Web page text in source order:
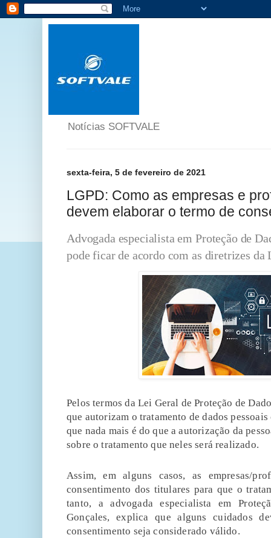
Notícias SOFTVALE
sexta-feira, 5 de fevereiro de 2021
LGPD: Como as empresas e
devem elaborar o termo de
Advogada especialista em Proteção de
pode ficar de acordo com as diretrizes da
Pelos termos da Lei Geral de Proteção de
que autorizam o tratamento de dados
que nada mais é do que a autorização da
sobre o tratamento que neles será realizado.
Assim, em alguns casos, as empresas/
consentimento dos titulares para que o
tanto, a advogada especialista em
Gonçales, explica que alguns cuidados
consentimento seja considerado válido.